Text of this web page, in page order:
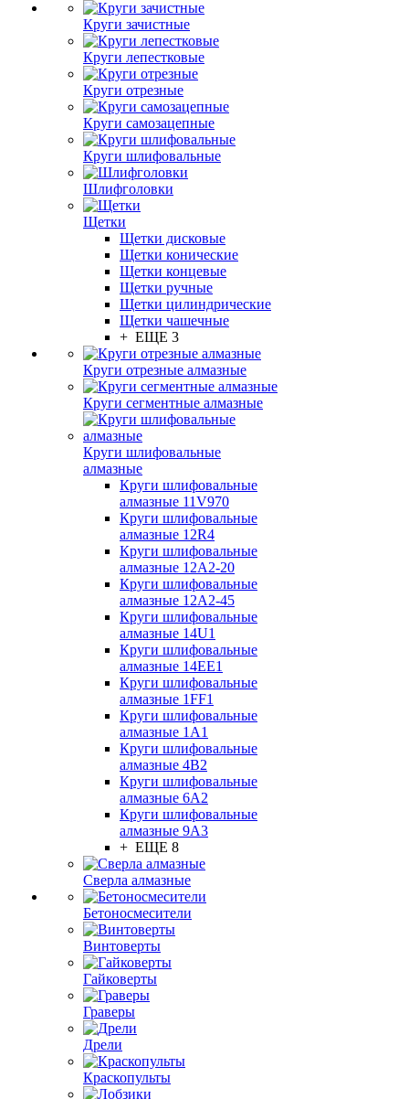
Круги зачистные
Круги лепестковые
Круги отрезные
Круги самозацепные
Круги шлифовальные
Шлифголовки
Щетки
Щетки дисковые
Щетки конические
Щетки концевые
Щетки ручные
Щетки цилиндрические
Щетки чашечные
+ ЕЩЕ 3
Круги отрезные алмазные
Круги сегментные алмазные
Круги шлифовальные
алмазные
Круги шлифовальные
алмазные 11V970
Круги шлифовальные
алмазные 12R4
Круги шлифовальные
алмазные 12А2-20
Круги шлифовальные
алмазные 12А2-45
Круги шлифовальные
алмазные 14U1
Круги шлифовальные
алмазные 14ЕЕ1
Круги шлифовальные
алмазные 1FF1
Круги шлифовальные
алмазные 1А1
Круги шлифовальные
алмазные 4В2
Круги шлифовальные
алмазные 6A2
Круги шлифовальные
алмазные 9А3
+ ЕЩЕ 8
Сверла алмазные
Бетоносмесители
Винтоверты
Гайковерты
Граверы
Дрели
Краскопульты